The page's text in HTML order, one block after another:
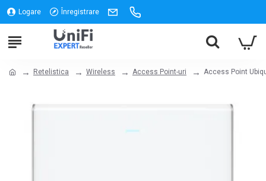
Logare Înregistrare
Retelistica Wireless Access Point-uri Access Point